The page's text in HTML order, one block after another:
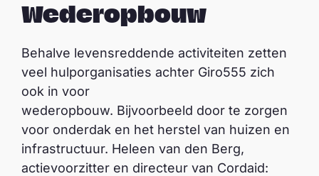
Wederopbouw
Behalve levensreddende activiteiten zetten
veel hulporganisaties achter Giro555 zich
ook in voor
wederopbouw. Bijvoorbeeld door te zorgen
voor onderdak en het herstel van huizen en
infrastructuur. Heleen van den Berg,
actievoorzitter en directeur van Cordaid: